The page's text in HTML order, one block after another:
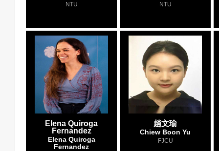
NTU NTU
Elena Quiroga
Fernandez
Elena Quiroga
Fernandez
趙文瑜
Chiew Boon Yu
FJCU